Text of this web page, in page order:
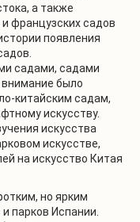
а также
французских садов
появления
садами, садами
было
китайским садам,
искусству.
искусства
искусстве,
на искусство Китая
но ярким
парков Испании.